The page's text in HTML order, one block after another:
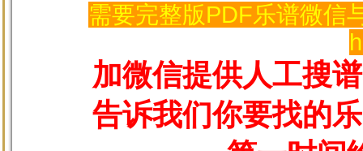
需要完整版PDF乐谱微信
加微信提供人工搜
告诉我们你要找的